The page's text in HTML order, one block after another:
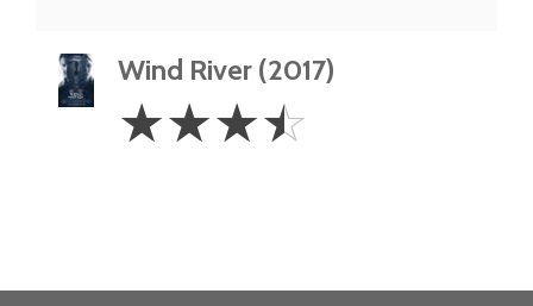
Wind River (2017)
3.5
Stars
☆☆☆☆